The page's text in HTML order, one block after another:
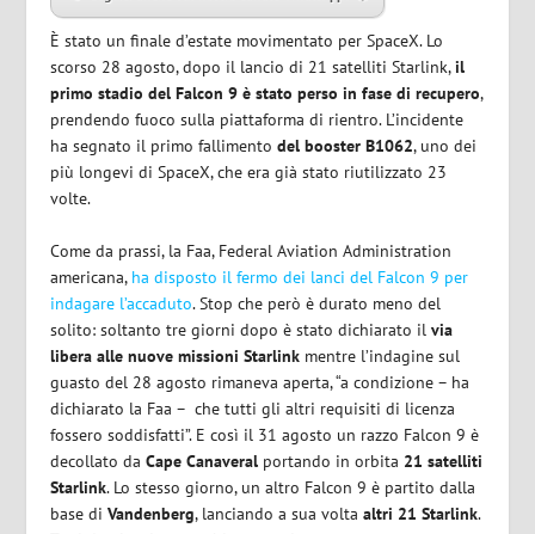
È stato un finale d’estate movimentato per SpaceX. Lo
scorso 28 agosto, dopo il lancio di 21 satelliti Starlink,il
primo stadio del Falcon 9 è stato perso in fase di recupero,
prendendo fuoco sulla piattaforma di rientro. L’incidente
ha segnato il primo fallimentodel booster B1062, uno dei
più longevi di SpaceX, che era già stato riutilizzato 23
volte.
Come da prassi, la Faa, Federal Aviation Administration
americana, ha disposto il fermo dei lanci del Falcon 9 per
indagare l’accaduto. Stop che però è durato meno del
solito: soltanto tre giorni dopo è stato dichiarato ilvia
libera alle nuove missioni Starlink mentre l’indagine sul
guasto del 28 agosto rimaneva aperta, “a condizione – ha
dichiarato la Faa – che tutti gli altri requisiti di licenza
fossero soddisfatti”. E così il 31 agosto un razzo Falcon 9 è
decollato daCape Canaveral portando in orbita 21 satelliti
Starlink. Lo stesso giorno, un altro Falcon 9 è partito dalla
base diVandenberg, lanciando a sua voltaaltri 21 Starlink.